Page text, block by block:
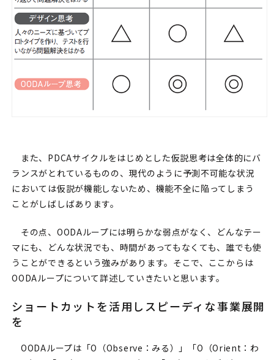
また、PDCAサイクルをはじめとした仮説思考は全体的にバ
ランスがとれているものの、現代のように予測不可能な状況
においては仮説が機能しないため、機能不全に陥ってしまう
ことがしばしばあります。
その点、OODAループには明らかな弱点がなく、どんなテー
マにも、どんな状況でも、時間があってもなくても、誰でも使
うことができるという強みがあります。そこで、ここからは
OODAループについて詳述していきたいと思います。
ショートカットを活用しスピーディな事業展開
を
OODAループは「O（Observe：みる）」「O（Orient：わ